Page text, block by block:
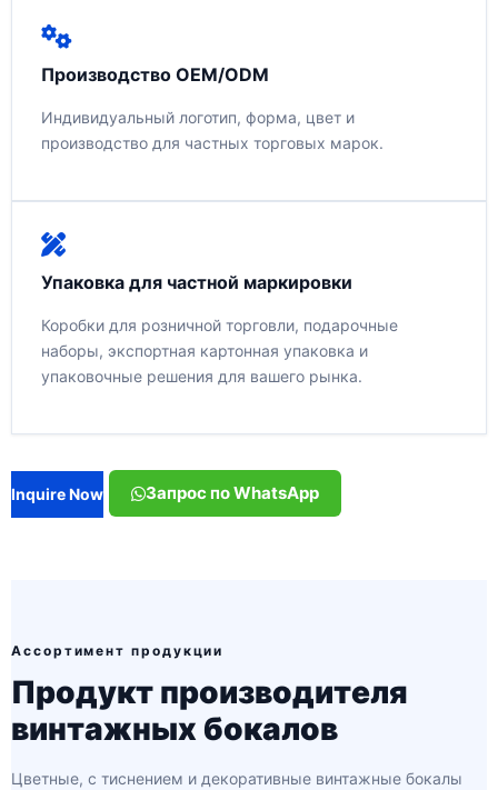
Производство OEM/ODM
Индивидуальный логотип, форма, цвет и
производство для частных торговых марок.
Упаковка для частной маркировки
Коробки для розничной торговли, подарочные
наборы, экспортная картонная упаковка и
упаковочные решения для вашего рынка.
Inquire Now Запрос по WhatsApp
Ассортимент продукции
Продукт производителя
винтажных бокалов
Цветные, с тиснением и декоративные винтажные бокалы